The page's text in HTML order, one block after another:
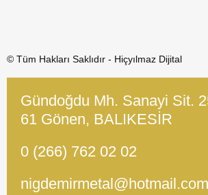
© Tüm Hakları Saklıdır - Hiçyılmaz Dijital
Gündoğdu Mh. Sanayi Sit.
61 Gönen, BALIKESİR
0 (266) 762 02 02
nigdemirmetal@hotmail.com